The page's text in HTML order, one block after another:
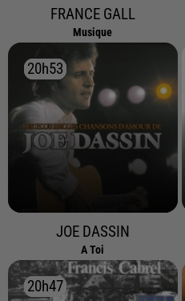
FRANCE GALL
Musique
20h53
20h53
JOE DASSIN
A Toi
20h47
20h47